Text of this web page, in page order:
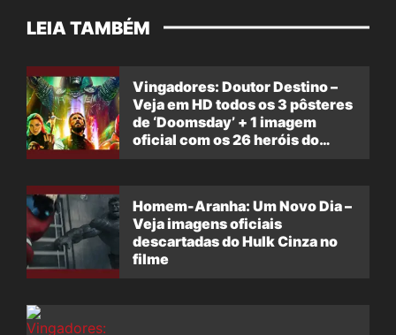
LEIA TAMBÉM
Vingadores: Doutor Destino –
Veja em HD todos os 3 pôsteres
de ‘Doomsday’ + 1 imagem
oficial com os 26 heróis do
Homem-Aranha: Um Novo Dia –
Veja imagens oficiais
descartadas do Hulk Cinza no
filme